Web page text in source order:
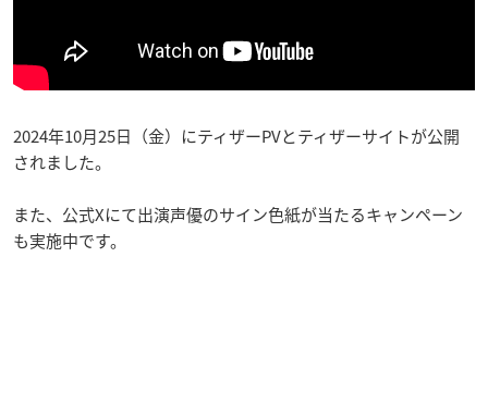
2024年10月25日（金）にティザーPVとティザーサイトが公開
されました。
また、公式Xにて出演声優のサイン色紙が当たるキャンペーン
も実施中です。